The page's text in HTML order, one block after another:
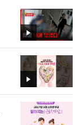
영
상
영
상